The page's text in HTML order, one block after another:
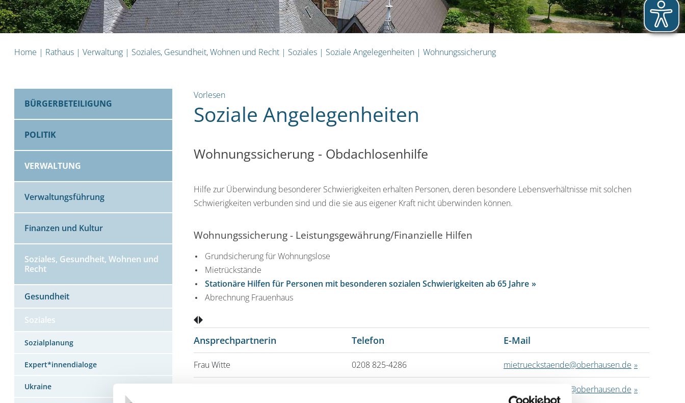
Home | Rathaus | Verwaltung | Soziales, Gesundheit, Wohnen und Recht | Soziales | Soziale Angelegenheiten | Wohnungssicherung
BÜRGERBETEILIGUNG
POLITIK
VERWALTUNG
Verwaltungsführung
Finanzen und Kultur
Soziales, Gesundheit, Wohnen und
Recht
Gesundheit
Soziales
Sozialplanung
Expert*innendialoge
Ukraine
Vorlesen
Soziale Angelegenheiten
Wohnungssicherung - Obdachlosenhilfe
Hilfe zur Überwindung besonderer Schwierigkeiten erhalten Personen, deren besondere Lebensverhältnisse mit solchen
Schwierigkeiten verbunden sind und die sie aus eigener Kraft nicht überwinden können.
Wohnungssicherung - Leistungsgewährung/Finanzielle Hilfen
Grundsicherung für Wohnungslose
Mietrückstände
Stationäre Hilfen für Personen mit besonderen sozialen Schwierigkeiten ab 65 Jahre
Abrechnung Frauenhaus
Ansprechpartnerin Telefon E-Mail
Frau Witte 0208 825-4286 mietrueckstaende@oberhausen.de
mietrueckstaende@oberhausen.de